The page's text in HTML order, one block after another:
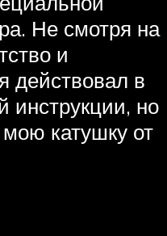
Не смотря на
и
действовал в
инструкции, но
катушку от